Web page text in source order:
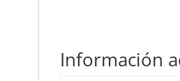
Información